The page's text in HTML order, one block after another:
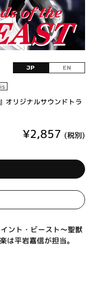
JP EN
オリジナルサウンドトラ
¥2,857 (税別)
ント・ビースト～聖獣
は平岩嘉信が担当。